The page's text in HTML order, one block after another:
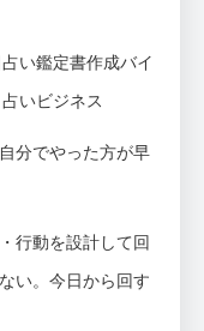
い鑑定書作成バイ
いビジネス
分でやった方が早
行動を設計して回
い。今日から回す